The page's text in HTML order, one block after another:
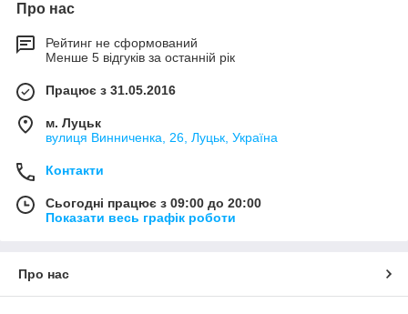
Про нас
Рейтинг не сформований
Менше 5 відгуків за останній рік
Працює з 31.05.2016
м. Луцьк
вулиця Винниченка, 26, Луцьк, Україна
Контакти
Сьогодні працює з 09:00 до 20:00
Показати весь графік роботи
Про нас